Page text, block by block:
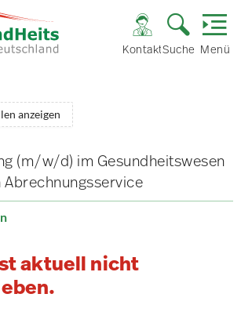
KontaktSuche Menü
anzeigen
(m/w/d) im Gesundheitswesen
aktuell nicht